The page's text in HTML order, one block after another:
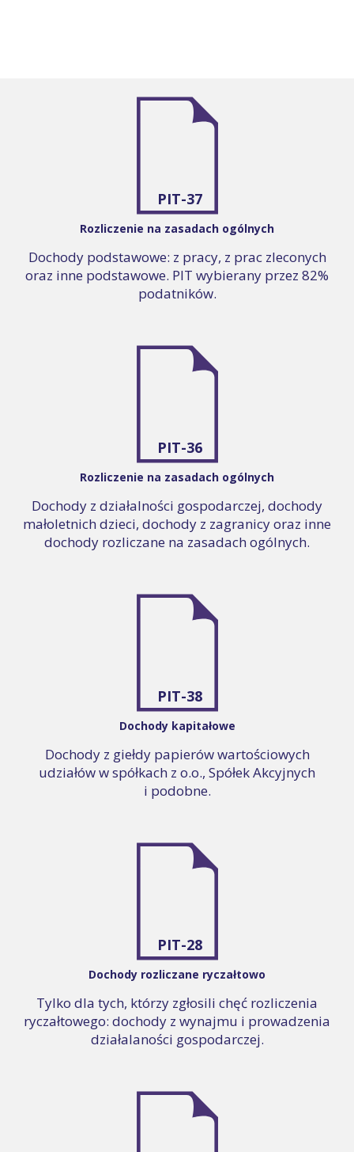
PIT-37
Rozliczenie na zasadach ogólnych
Dochody podstawowe: z pracy, z prac zleconych
oraz inne podstawowe. PIT wybierany przez 82%
podatników.
PIT-36
Rozliczenie na zasadach ogólnych
Dochody z działalności gospodarczej, dochody
małoletnich dzieci, dochody z zagranicy oraz inne
dochody rozliczane na zasadach ogólnych.
PIT-38
Dochody kapitałowe
Dochody z giełdy papierów wartościowych
udziałów w spółkach z o.o., Spółek Akcyjnych
i podobne.
PIT-28
Dochody rozliczane ryczałtowo
Tylko dla tych, którzy zgłosili chęć rozliczenia
ryczałtowego: dochody z wynajmu i prowadzenia
działalaności gospodarczej.